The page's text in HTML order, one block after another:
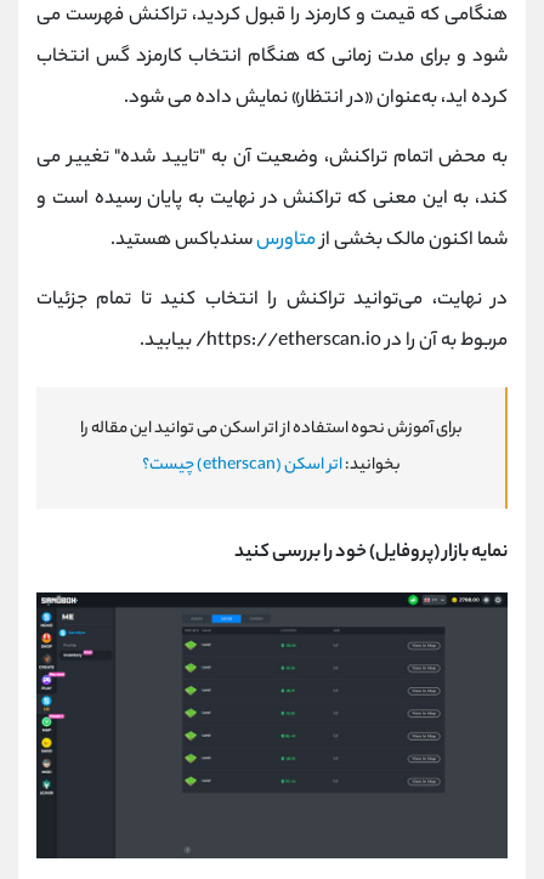
هنگامی که قیمت و کارمزد را قبول کردید، تراکنش فهرست می
‌شود و برای مدت زمانی که هنگام انتخاب کارمزد گس انتخاب
کرده‌ اید، به‌عنوان «در انتظار» نمایش داده می ‌شود.
به محض اتمام تراکنش، وضعیت آن به "تایید شده" تغییر می
کند، به این معنی که تراکنش در نهایت به پایان رسیده است و
شما اکنون مالک بخشی ازمتاورسسندباکس هستید.
در نهایت، می‌توانید تراکنش را انتخاب کنید تا تمام جزئیات
مربوط به آن را در https://etherscan.io/ بیابید.
برای آموزش نحوه استفاده از اتر اسکن می توانید این مقاله را
بخوانید:اتر اسکن (etherscan) چیست؟
نمایه بازار (پروفایل) خود را بررسی کنید